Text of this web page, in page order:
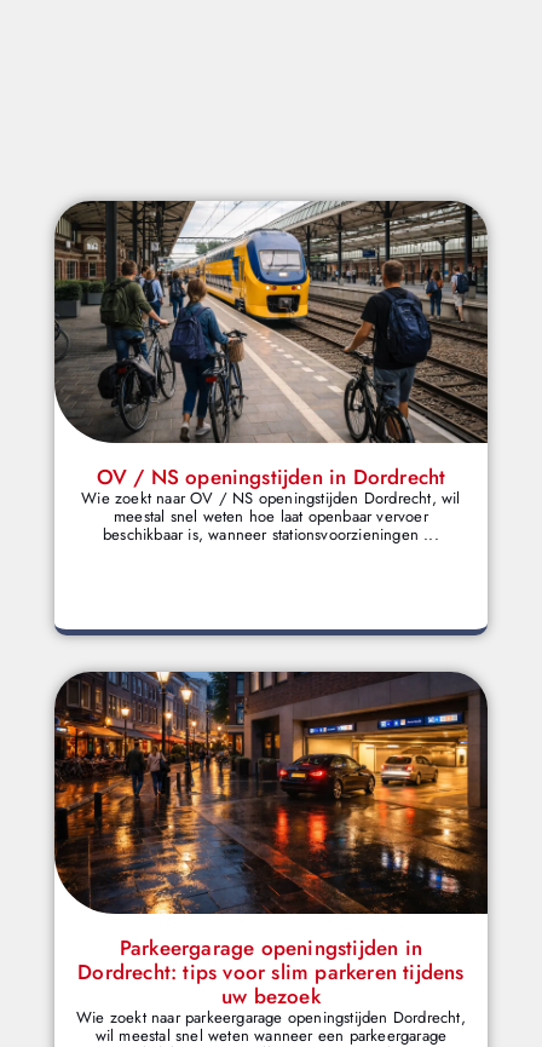
OV / NS openingstijden in Dordrecht
Wie zoekt naar OV / NS openingstijden Dordrecht, wil
meestal snel weten hoe laat openbaar vervoer
beschikbaar is, wanneer stationsvoorzieningen ...
Parkeergarage openingstijden in
Dordrecht: tips voor slim parkeren tijdens
uw bezoek
Wie zoekt naar parkeergarage openingstijden Dordrecht,
wil meestal snel weten wanneer een parkeergarage